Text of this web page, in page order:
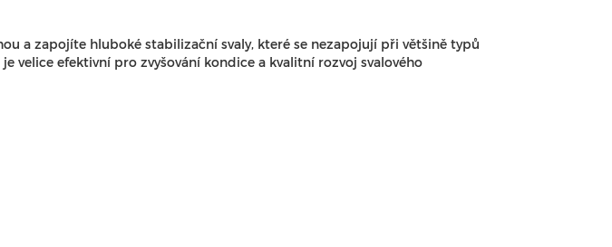
a zapojíte hluboké stabilizační svaly, které se nezapojují při většině typů
velice efektivní pro zvyšování kondice a kvalitní rozvoj svalového